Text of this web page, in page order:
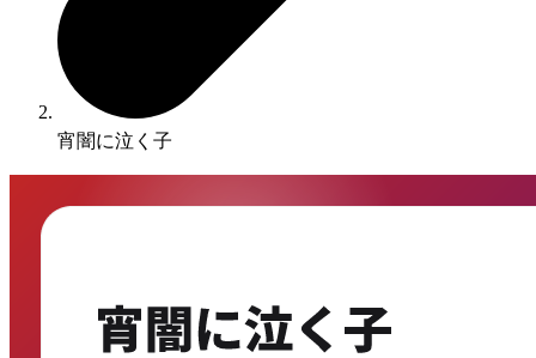
宵闇に泣く子